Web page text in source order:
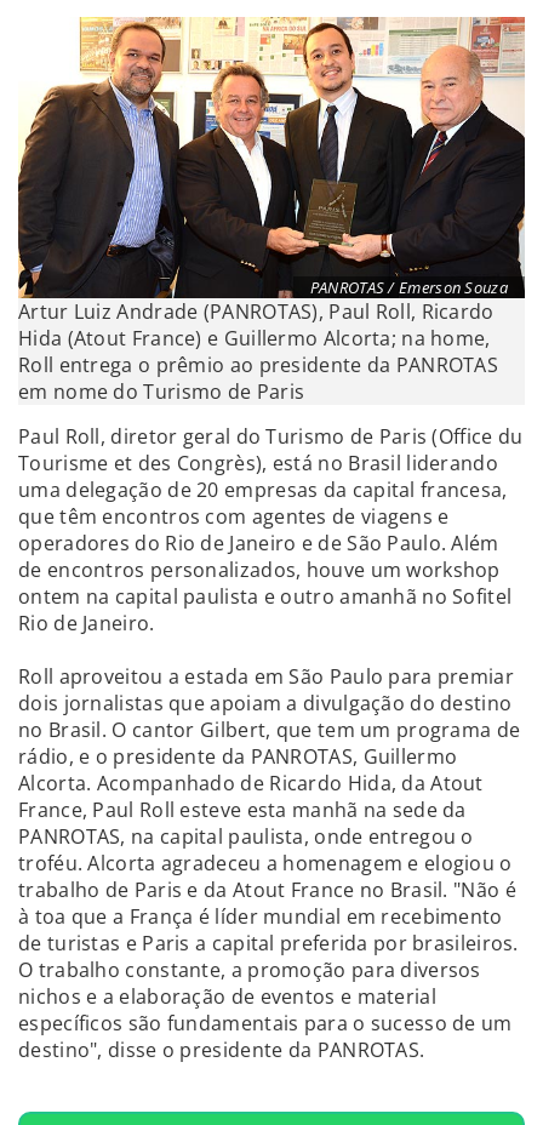
PANROTAS / Emerson Souza
Artur Luiz Andrade (PANROTAS), Paul Roll, Ricardo
Hida (Atout France) e Guillermo Alcorta; na home,
Roll entrega o prêmio ao presidente da PANROTAS
em nome do Turismo de Paris
Paul Roll, diretor geral do Turismo de Paris (Office du
Tourisme et des Congrès), está no Brasil liderando
uma delegação de 20 empresas da capital francesa,
que têm encontros com agentes de viagens e
operadores do Rio de Janeiro e de São Paulo. Além
de encontros personalizados, houve um workshop
ontem na capital paulista e outro amanhã no Sofitel
Rio de Janeiro.
Roll aproveitou a estada em São Paulo para premiar
dois jornalistas que apoiam a divulgação do destino
no Brasil. O cantor Gilbert, que tem um programa de
rádio, e o presidente da PANROTAS, Guillermo
Alcorta. Acompanhado de Ricardo Hida, da Atout
France, Paul Roll esteve esta manhã na sede da
PANROTAS, na capital paulista, onde entregou o
troféu. Alcorta agradeceu a homenagem e elogiou o
trabalho de Paris e da Atout France no Brasil. "Não é
à toa que a França é líder mundial em recebimento
de turistas e Paris a capital preferida por brasileiros.
O trabalho constante, a promoção para diversos
nichos e a elaboração de eventos e material
específicos são fundamentais para o sucesso de um
destino", disse o presidente da PANROTAS.